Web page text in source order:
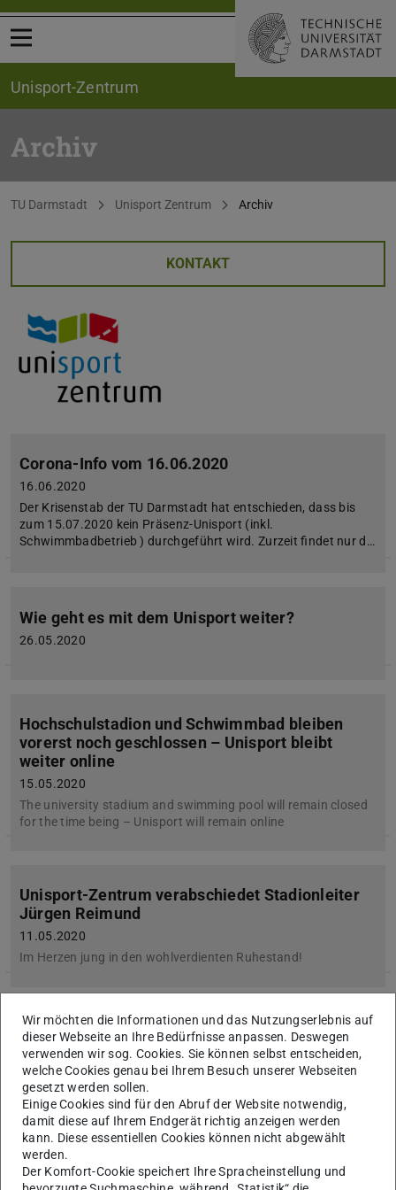
Menü öffnen
Unisport-Zentrum
Archiv
Sie befinden sich hier:
TU Darmstadt Unisport Zentrum Archiv
KONTAKT
Corona-Info vom 16.06.2020
16.06.2020
Der Krisenstab der TU Darmstadt hat entschieden, dass bis
zum 15.07.2020 kein Präsenz-Unisport (inkl.
Schwimmbadbetrieb ) durchgeführt wird. Zurzeit findet nur d…
Wie geht es mit dem Unisport weiter?
26.05.2020
Hochschulstadion und Schwimmbad bleiben
vorerst noch geschlossen – Unisport bleibt
weiter online
15.05.2020
The university stadium and swimming pool will remain closed
for the time being – Unisport will remain online
Unisport-Zentrum verabschiedet Stadionleiter
Jürgen Reimund
11.05.2020
Im Herzen jung in den wohlverdienten Ruhestand!
Info zu Exkursionen
23.04.2020
Liebe Teilnehmende, in der Hoffnung, dass wir es gemeinsam
geschafft haben durch unser solidarisches Verhalten die
Kurve zu „flatten“ und es eine Zeit nach Corona geben wird…
Bis auf Weiteres sind keine persönlichen
Wir möchten die Informationen und das Nutzungserlebnis auf
dieser Webseite an Ihre Bedürfnisse anpassen. Deswegen
verwenden wir sog. Cookies. Sie können selbst entscheiden,
welche Cookies genau bei Ihrem Besuch unserer Webseiten
gesetzt werden sollen.
Einige Cookies sind für den Abruf der Website notwendig,
damit diese auf Ihrem Endgerät richtig anzeigen werden
kann. Diese essentiellen Cookies können nicht abgewählt
werden.
Der Komfort-Cookie speichert Ihre Spracheinstellung und